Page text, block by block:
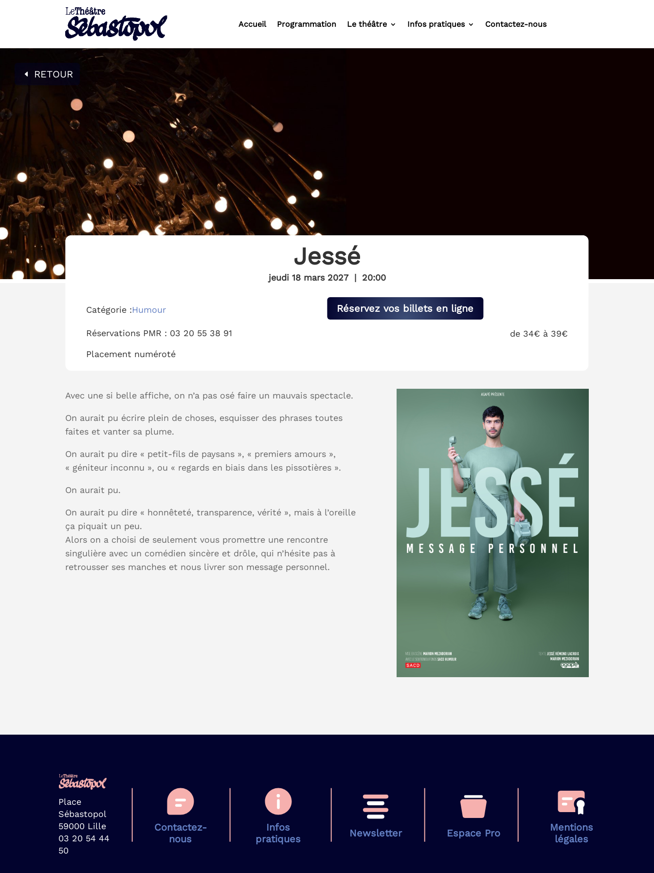
Accueil Programmation Le théâtre Infos pratiques Contactez-nous
RETOUR
Jessé
jeudi 18 mars 2027| 20:00
Catégorie :Humour
Réservations PMR : 03 20 55 38 91
Placement numéroté
Réservez vos billets en ligne
de 34€ à 39€
Avec une si belle affiche, on n’a pas osé faire un mauvais spectacle.
On aurait pu écrire plein de choses, esquisser des phrases toutes
faites et vanter sa plume.
On aurait pu dire « petit-fils de paysans », « premiers amours »,
« géniteur inconnu », ou « regards en biais dans les pissotières ».
On aurait pu.
On aurait pu dire « honnêteté, transparence, vérité », mais à l’oreille
ça piquait un peu.
Alors on a choisi de seulement vous promettre une rencontre
singulière avec un comédien sincère et drôle, qui n’hésite pas à
retrousser ses manches et nous livrer son message personnel.
Place
Sébastopol
59000 Lille
03 20 54 44
50
Contactez-
nous
Infos
pratiques
Newsletter Espace Pro
Mentions
légales